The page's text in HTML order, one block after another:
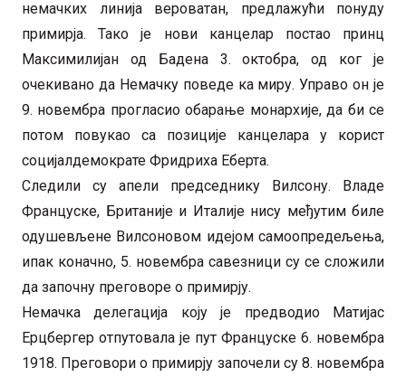
немачких линија вероватан, предлажући понуду
примирја. Тако је нови канцелар постао принц
Максимилијан од Бадена 3. октобра, од ког је
очекивано да Немачку поведе ка миру. Управо он је
9. новембра прогласио обарање монархије, да би се
потом повукао са позиције канцелара у корист
социјалдемократе Фридриха Еберта.
Следили су апели председнику Вилсону. Владе
Француске, Британије и Италије нису међутим биле
одушевљене Вилсоновом идејом самоопредељења,
ипак коначно, 5. новембра савезници су се сложили
да започну преговоре о примирју.
Немачка делегација коју је предводио Матијас
Ерцбергер отпутовала је пут Француске 6. новембра
1918. Преговори о примирју започели су 8. новембра